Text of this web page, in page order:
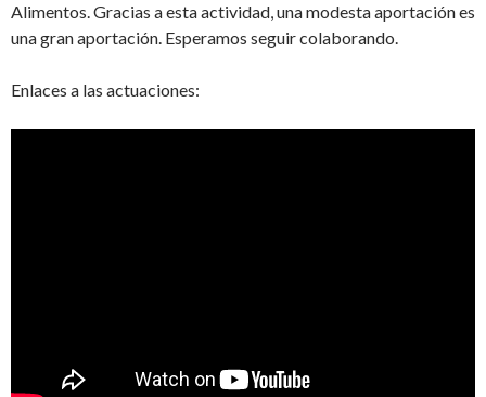
Alimentos. Gracias a esta actividad, una modesta aportación es
una gran aportación. Esperamos seguir colaborando.
Enlaces a las actuaciones: